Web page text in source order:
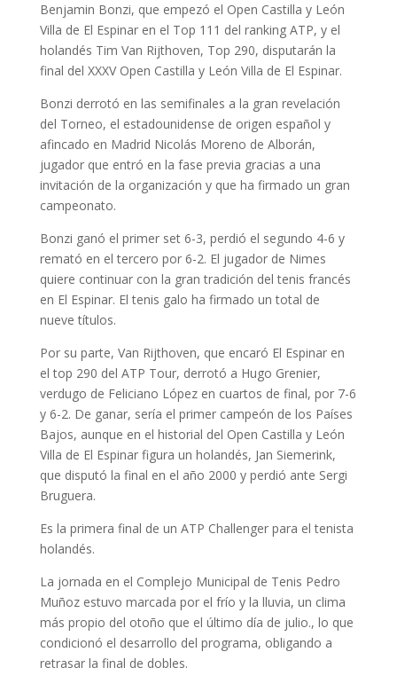
Benjamin Bonzi, que empezó el Open Castilla y León
Villa de El Espinar en el Top 111 del ranking ATP, y el
holandés Tim Van Rijthoven, Top 290, disputarán la
final del XXXV Open Castilla y León Villa de El Espinar.
Bonzi derrotó en las semifinales a la gran revelación
del Torneo, el estadounidense de origen español y
afincado en Madrid Nicolás Moreno de Alborán,
jugador que entró en la fase previa gracias a una
invitación de la organización y que ha firmado un gran
campeonato.
Bonzi ganó el primer set 6-3, perdió el segundo 4-6 y
remató en el tercero por 6-2. El jugador de Nimes
quiere continuar con la gran tradición del tenis francés
en El Espinar. El tenis galo ha firmado un total de
nueve títulos.
Por su parte, Van Rijthoven, que encaró El Espinar en
el top 290 del ATP Tour, derrotó a Hugo Grenier,
verdugo de Feliciano López en cuartos de final, por 7-6
y 6-2. De ganar, sería el primer campeón de los Países
Bajos, aunque en el historial del Open Castilla y León
Villa de El Espinar figura un holandés, Jan Siemerink,
que disputó la final en el año 2000 y perdió ante Sergi
Bruguera.
Es la primera final de un ATP Challenger para el tenista
holandés.
La jornada en el Complejo Municipal de Tenis Pedro
Muñoz estuvo marcada por el frío y la lluvia, un clima
más propio del otoño que el último día de julio., lo que
condicionó el desarrollo del programa, obligando a
retrasar la final de dobles.